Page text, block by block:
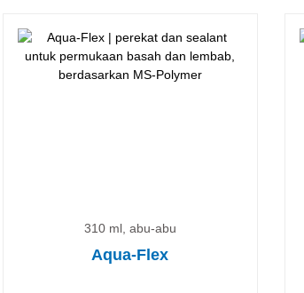
310 ml, abu-abu
Aqua-Flex